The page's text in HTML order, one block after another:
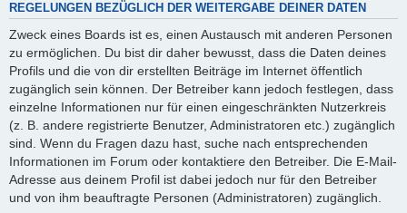
REGELUNGEN BEZÜGLICH DER WEITERGABE DEINER DATEN
Zweck eines Boards ist es, einen Austausch mit anderen Personen
zu ermöglichen. Du bist dir daher bewusst, dass die Daten deines
Profils und die von dir erstellten Beiträge im Internet öffentlich
zugänglich sein können. Der Betreiber kann jedoch festlegen, dass
einzelne Informationen nur für einen eingeschränkten Nutzerkreis
(z. B. andere registrierte Benutzer, Administratoren etc.) zugänglich
sind. Wenn du Fragen dazu hast, suche nach entsprechenden
Informationen im Forum oder kontaktiere den Betreiber. Die E-Mail-
Adresse aus deinem Profil ist dabei jedoch nur für den Betreiber
und von ihm beauftragte Personen (Administratoren) zugänglich.